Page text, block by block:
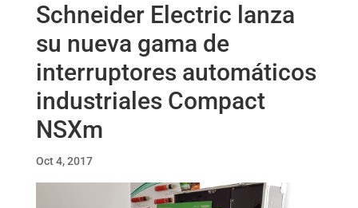
Schneider Electric lanza
su nueva gama de
interruptores automáticos
industriales Compact
NSXm
Oct 4, 2017